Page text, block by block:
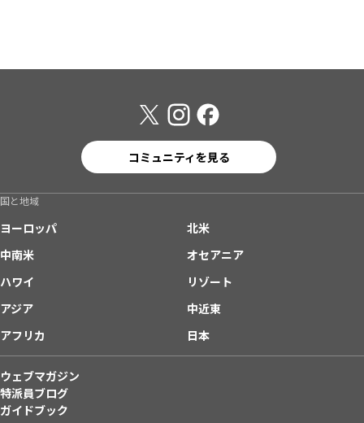
コミュニティを見る
国と地域
ヨーロッパ
北米
中南米
オセアニア
ハワイ
リゾート
アジア
中近東
アフリカ
日本
ウェブマガジン
特派員ブログ
ガイドブック